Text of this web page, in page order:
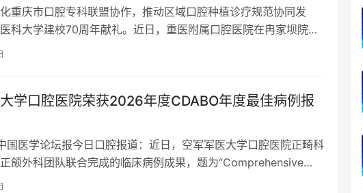
重庆市口腔专科联盟协作，推动区域口腔种植诊疗规范协同发
科大学建校70周年献礼。近日，重医附属口腔医院在冉家坝院区
学口腔医院荣获2026年度CDABO年度最佳病例报
国医学论坛报今日口腔报道：近日，空军军医大学口腔医院正畸科
颌外科团队联合完成的临床病例成果，题为“Comprehensive
…